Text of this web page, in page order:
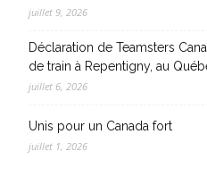
juillet 9, 2026
Déclaration de Teamsters
de train à Repentigny, au
juillet 6, 2026
Unis pour un Canada fort
juillet 1, 2026